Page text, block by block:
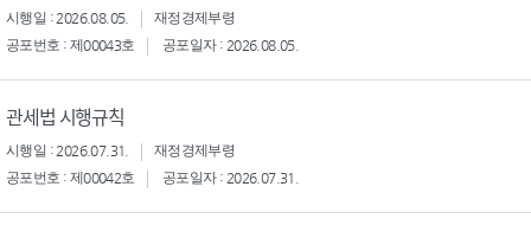
시행일 : 2026.08.05.
재정경제부령
공포번호 : 제00043호
공포일자 : 2026.08.05.
관세법 시행규칙
시행일 : 2026.07.31.
재정경제부령
공포번호 : 제00042호
공포일자 : 2026.07.31.